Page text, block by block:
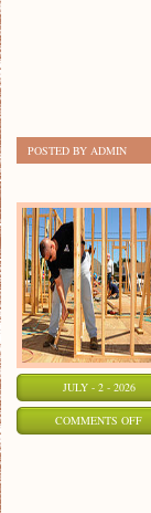
POSTED BY ADMIN
JULY - 2 - 2026
COMMENTS OFFON